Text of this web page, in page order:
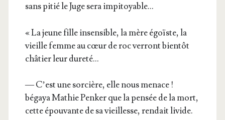
sans pitié le Juge sera impitoyable…
« La jeune fille insen­sible, la mère égoïste, la
vieille femme au cœur de roc ver­ront bien­tôt
châ­tier leur dureté…
— C’est une sor­cière, elle nous menace !
bégaya Mathie Pen­ker que la pen­sée de la mort,
cette épou­vante de sa vieillesse, ren­dait livide.